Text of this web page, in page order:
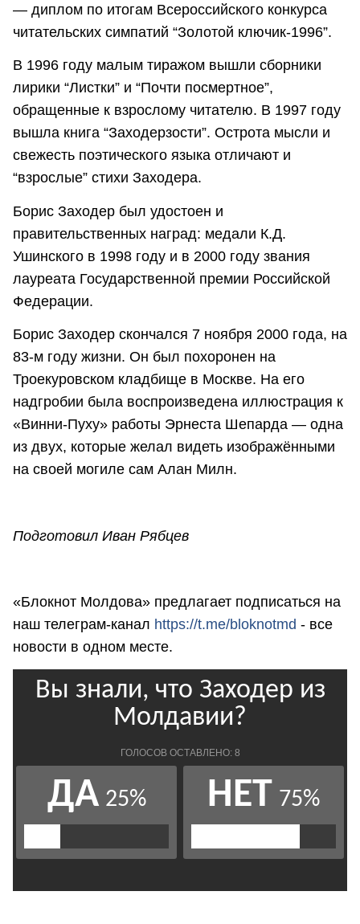
— диплом по итогам Всероссийского конкурса
читательских симпатий “Золотой ключик-1996”.
В 1996 году малым тиражом вышли сборники
лирики “Листки” и “Почти посмертное”,
обращенные к взрослому читателю. В 1997 году
вышла книга “Заходерзости”. Острота мысли и
свежесть поэтического языка отличают и
“взрослые” стихи Заходера.
Борис Заходер был удостоен и
правительственных наград: медали К.Д.
Ушинского в 1998 году и в 2000 году звания
лауреата Государственной премии Российской
Федерации.
Борис Заходер скончался 7 ноября 2000 года, на
83-м году жизни. Он был похоронен на
Троекуровском кладбище в Москве. На его
надгробии была воспроизведена иллюстрация к
«Винни-Пуху» работы Эрнеста Шепарда — одна
из двух, которые желал видеть изображёнными
на своей могиле сам Алан Милн.
Подготовил Иван Рябцев
«Блокнот Молдова» предлагает подписаться на
наш телеграм-канал https://t.me/bloknotmd - все
новости в одном месте.